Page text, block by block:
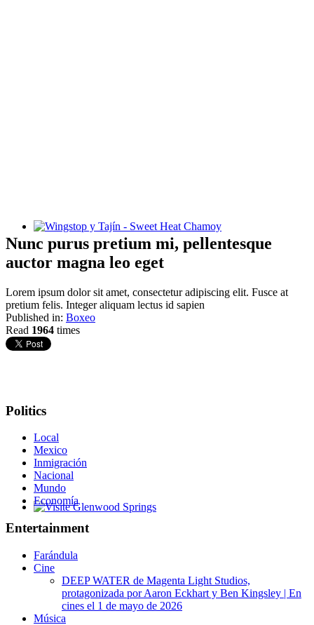
Wingstop y Tajín - Sweet Heat Chamoy
Nunc purus pretium mi, pellentesque
auctor magna leo eget
Lorem ipsum dolor sit amet, consectetur adipiscing elit. Fusce at
pretium felis. Integer aliquam lectus id sapien
Published in: Boxeo
Read 1964 times
Politics
Local
Mexico
Inmigración
Nacional
Mundo
Economía
Entertainment
Farándula
Cine
DEEP WATER de Magenta Light Studios,
protagonizada por Aaron Eckhart y Ben Kingsley | En
cines el 1 de mayo de 2026
Música